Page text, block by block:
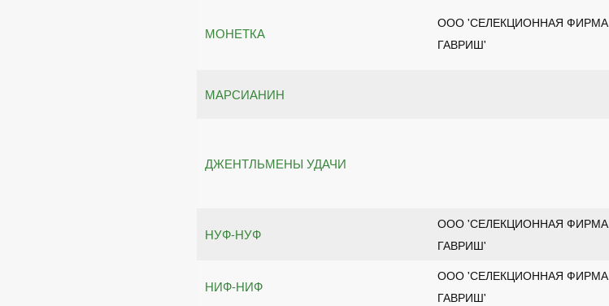
МОНЕТКА
ООО 'СЕЛЕКЦИОННАЯ ФИРМА
ГАВРИШ'
МАРСИАНИН
ДЖЕНТЛЬМЕНЫ УДАЧИ
НУФ-НУФ
ООО 'СЕЛЕКЦИОННАЯ ФИРМА
ГАВРИШ'
НИФ-НИФ
ООО 'СЕЛЕКЦИОННАЯ ФИРМА
ГАВРИШ'